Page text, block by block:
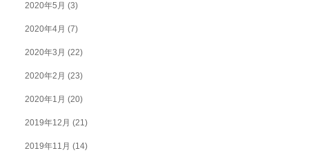
2020年5月 (3)
2020年4月 (7)
2020年3月 (22)
2020年2月 (23)
2020年1月 (20)
2019年12月 (21)
2019年11月 (14)